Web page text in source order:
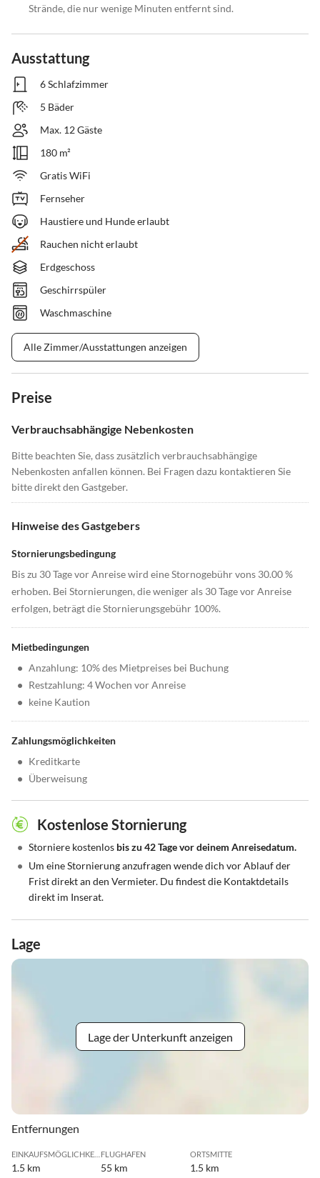
Strände, die nur wenige Minuten entfernt sind.
Ausstattung
6 Schlafzimmer
5 Bäder
Max. 12 Gäste
180 m²
Gratis WiFi
Fernseher
Haustiere und Hunde erlaubt
Rauchen nicht erlaubt
Erdgeschoss
Geschirrspüler
Waschmaschine
Alle Zimmer/Ausstattungen anzeigen
Preise
Verbrauchsabhängige Nebenkosten
Bitte beachten Sie, dass zusätzlich verbrauchsabhängige
Nebenkosten anfallen können. Bei Fragen dazu kontaktieren Sie
bitte direkt den Gastgeber.
Hinweise des Gastgebers
Stornierungsbedingung
Bis zu 30 Tage vor Anreise wird eine Stornogebühr vons 30.00 %
erhoben. Bei Stornierungen, die weniger als 30 Tage vor Anreise
erfolgen, beträgt die Stornierungsgebühr 100%.
Mietbedingungen
• Anzahlung: 10% des Mietpreises bei Buchung
• Restzahlung: 4 Wochen vor Anreise
• keine Kaution
Zahlungsmöglichkeiten
• Kreditkarte
• Überweisung
Kostenlose Stornierung
• Storniere kostenlos bis zu 42 Tage vor deinem Anreisedatum.
• Um eine Stornierung anzufragen wende dich vor Ablauf der
Frist direkt an den Vermieter. Du findest die Kontaktdetails
direkt im Inserat.
Lage
Lage der Unterkunft anzeigen
Entfernungen
1.5 km
FLUGHAFEN
55 km
ORTSMITTE
1.5 km